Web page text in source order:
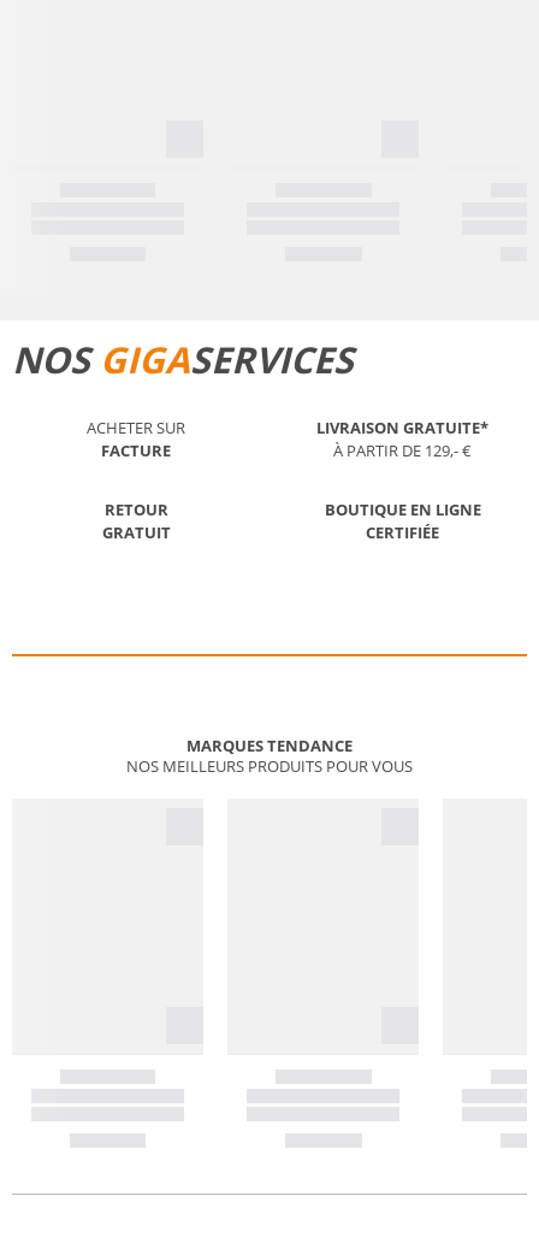
NOS GIGASERVICES
ACHETER SUR
FACTURE
LIVRAISON GRATUITE*
À PARTIR DE 129,- €
RETOUR
GRATUIT
BOUTIQUE EN LIGNE
CERTIFIÉE
MARQUES TENDANCE
NOS MEILLEURS PRODUITS POUR VOUS